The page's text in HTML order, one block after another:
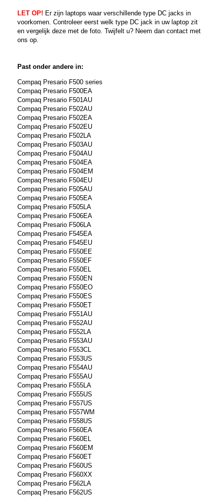
LET OP! Er zijn laptops waar verschillende type DC jacks in
voorkomen. Controleer eerst welk type DC jack in uw laptop zit
en vergelijk deze met de foto. Twijfelt u? Neem dan contact met
ons op.
Past onder andere in:
Compaq Presario F500 series
Compaq Presario F500EA
Compaq Presario F501AU
Compaq Presario F502AU
Compaq Presario F502EA
Compaq Presario F502EU
Compaq Presario F502LA
Compaq Presario F503AU
Compaq Presario F504AU
Compaq Presario F504EA
Compaq Presario F504EM
Compaq Presario F504EU
Compaq Presario F505AU
Compaq Presario F505EA
Compaq Presario F505LA
Compaq Presario F506EA
Compaq Presario F506LA
Compaq Presario F545EA
Compaq Presario F545EU
Compaq Presario F550EE
Compaq Presario F550EF
Compaq Presario F550EL
Compaq Presario F550EN
Compaq Presario F550EO
Compaq Presario F550ES
Compaq Presario F550ET
Compaq Presario F551AU
Compaq Presario F552AU
Compaq Presario F552LA
Compaq Presario F553AU
Compaq Presario F553CL
Compaq Presario F553US
Compaq Presario F554AU
Compaq Presario F555AU
Compaq Presario F555LA
Compaq Presario F555US
Compaq Presario F557US
Compaq Presario F557WM
Compaq Presario F558US
Compaq Presario F560EA
Compaq Presario F560EL
Compaq Presario F560EM
Compaq Presario F560ET
Compaq Presario F560US
Compaq Presario F560XX
Compaq Presario F562LA
Compaq Presario F562US